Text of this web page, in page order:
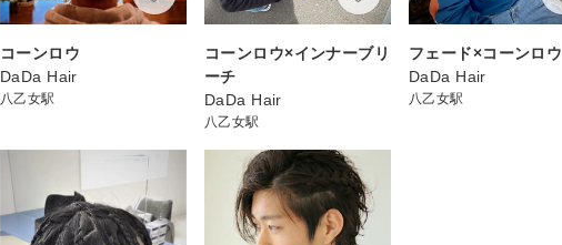
コーンロウ
DaDa Hair
八乙女駅
コーンロウ×インナーブリ
ーチ
DaDa Hair
八乙女駅
フェード×コーンロウ
DaDa Hair
八乙女駅